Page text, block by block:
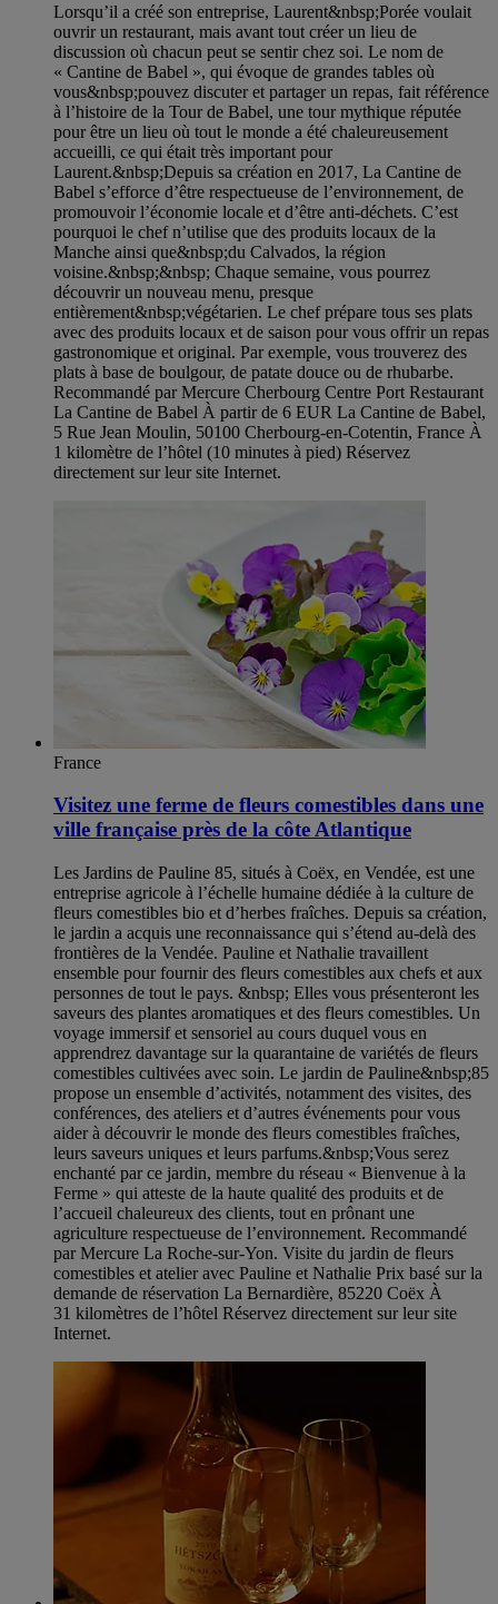
Lorsqu’il a créé son entreprise, Laurent&nbsp;Porée voulait
ouvrir un restaurant, mais avant tout créer un lieu de
discussion où chacun peut se sentir chez soi. Le nom de
« Cantine de Babel », qui évoque de grandes tables où
vous&nbsp;pouvez discuter et partager un repas, fait référence
à l’histoire de la Tour de Babel, une tour mythique réputée
pour être un lieu où tout le monde a été chaleureusement
accueilli, ce qui était très important pour
Laurent.&nbsp;Depuis sa création en 2017, La Cantine de
Babel s’efforce d’être respectueuse de l’environnement, de
promouvoir l’économie locale et d’être anti-déchets. C’est
pourquoi le chef n’utilise que des produits locaux de la
Manche ainsi que&nbsp;du Calvados, la région
voisine.&nbsp;&nbsp; Chaque semaine, vous pourrez
découvrir un nouveau menu, presque
entièrement&nbsp;végétarien. Le chef prépare tous ses plats
avec des produits locaux et de saison pour vous offrir un repas
gastronomique et original. Par exemple, vous trouverez des
plats à base de boulgour, de patate douce ou de rhubarbe.
Recommandé par Mercure Cherbourg Centre Port Restaurant
La Cantine de Babel À partir de 6 EUR La Cantine de Babel,
5 Rue Jean Moulin, 50100 Cherbourg-en-Cotentin, France À
1 kilomètre de l’hôtel (10 minutes à pied) Réservez
directement sur leur site Internet.
France
Visitez une ferme de fleurs comestibles dans une
ville française près de la côte Atlantique
Les Jardins de Pauline 85, situés à Coëx, en Vendée, est une
entreprise agricole à l’échelle humaine dédiée à la culture de
fleurs comestibles bio et d’herbes fraîches. Depuis sa création,
le jardin a acquis une reconnaissance qui s’étend au-delà des
frontières de la Vendée. Pauline et Nathalie travaillent
ensemble pour fournir des fleurs comestibles aux chefs et aux
personnes de tout le pays. &nbsp; Elles vous présenteront les
saveurs des plantes aromatiques et des fleurs comestibles. Un
voyage immersif et sensoriel au cours duquel vous en
apprendrez davantage sur la quarantaine de variétés de fleurs
comestibles cultivées avec soin. Le jardin de Pauline&nbsp;85
propose un ensemble d’activités, notamment des visites, des
conférences, des ateliers et d’autres événements pour vous
aider à découvrir le monde des fleurs comestibles fraîches,
leurs saveurs uniques et leurs parfums.&nbsp;Vous serez
enchanté par ce jardin, membre du réseau « Bienvenue à la
Ferme » qui atteste de la haute qualité des produits et de
l’accueil chaleureux des clients, tout en prônant une
agriculture respectueuse de l’environnement. Recommandé
par Mercure La Roche-sur-Yon. Visite du jardin de fleurs
comestibles et atelier avec Pauline et Nathalie Prix basé sur la
demande de réservation La Bernardière, 85220 Coëx À
31 kilomètres de l’hôtel Réservez directement sur leur site
Internet.